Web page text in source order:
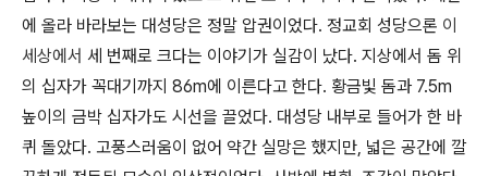
에 올라 바라보는 대성당은 정말 압권이었다. 정교회 성당으론 이
세상에서 세 번째로 크다는 이야기가 실감이 났다. 지상에서 돔 위
의 십자가 꼭대기까지 86m에 이른다고 한다. 황금빛 돔과 7.5m
높이의 금박 십자가도 시선을 끌었다. 대성당 내부로 들어가 한 바
퀴 돌았다. 고풍스러움이 없어 약간 실망은 했지만, 넓은 공간에 깔